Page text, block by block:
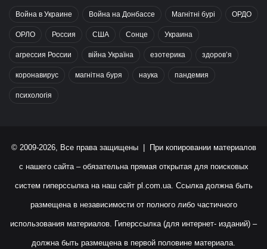
Война в Украине Война на Донбассе Магнітні бурі ОРДО
ОРЛО Россия США Сонце Украина
агрессия России війна Україна езотерика здоров’я
коронавирус магнітна буря наука пандемия
психологія
© 2009-2026, Все права защищены | При копировании материалов
с нашего сайта – обязательна прямая открытая для поисковых
систем гиперссылка на наш сайт pl.com.ua. Ссылка должна быть
размещена в независимости от полного либо частичного
использования материалов. Гиперссылка (для интернет- изданий) –
должна быть размещена в первой половине материала.